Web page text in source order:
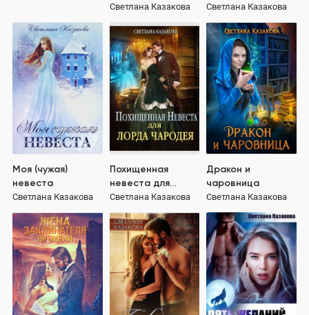
Светлана Казакова Светлана Казакова
Моя (чужая)
невеста
Светлана Казакова
Похищенная
невеста для
лорда чародея
Светлана Казакова
Дракон и
чаровница
Светлана Казакова